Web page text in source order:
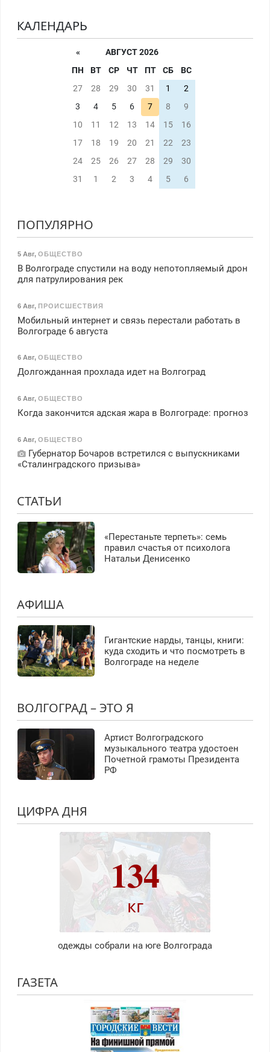
КАЛЕНДАРЬ
«
АВГУСТ 2026
ПН
ВТ СР ЧТ ПТ СБ
ВС
27
28 29 30 31 1
2
3
4 5 6 7 8
9
10
11 12 13 14 15
16
17
18 19 20 21 22
23
24
25 26 27 28 29
30
31
1 2 3 4 5 6
ПОПУЛЯРНО
5 Авг, ОБЩЕСТВО
В Волгограде спустили на воду непотопляемый дрон
для патрулирования рек
6 Авг, ПРОИСШЕСТВИЯ
Мобильный интернет и связь перестали работать в
Волгограде 6 августа
6 Авг, ОБЩЕСТВО
Долгожданная прохлада идет на Волгоград
6 Авг, ОБЩЕСТВО
Когда закончится адская жара в Волгограде: прогноз
6 Авг, ОБЩЕСТВО
Губернатор Бочаров встретился с выпускниками
«Сталинградского призыва»
СТАТЬИ
«Перестаньте терпеть»: семь
правил счастья от психолога
Натальи Денисенко
АФИША
Гигантские нарды, танцы, книги:
куда сходить и что посмотреть в
Волгограде на неделе
ВОЛГОГРАД – ЭТО Я
Артист Волгоградского
музыкального театра удостоен
Почетной грамоты Президента
РФ
ЦИФРА ДНЯ
134
кг
одежды собрали на юге Волгограда
ГАЗЕТА